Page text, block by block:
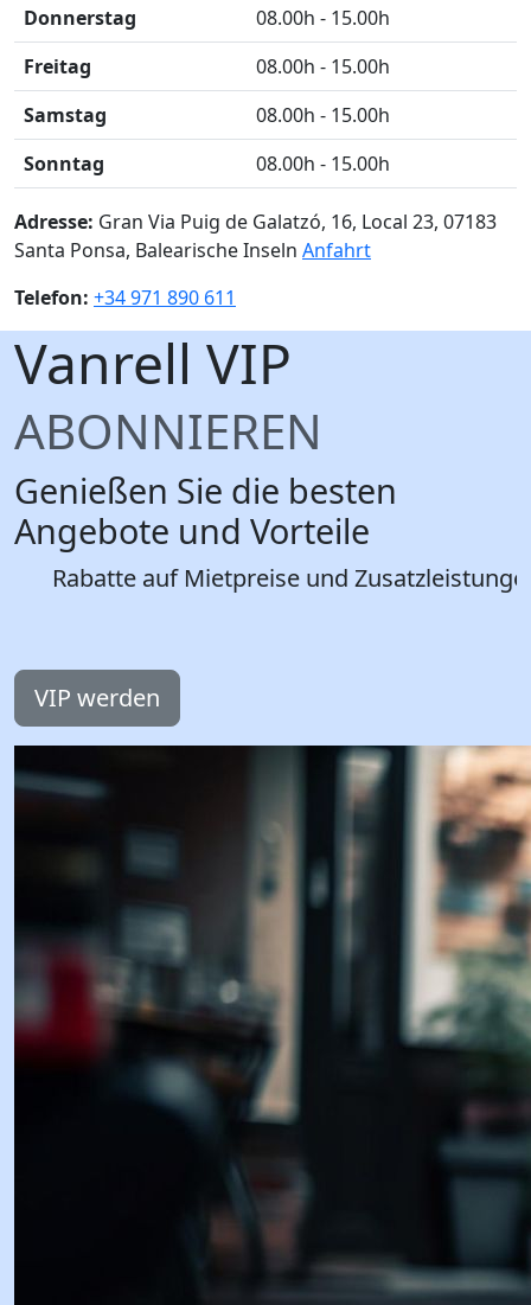
Donnerstag
08.00h - 15.00h
Freitag
08.00h - 15.00h
Samstag
08.00h - 15.00h
Sonntag
08.00h - 15.00h
Adresse: Gran Via Puig de Galatzó, 16, Local 23, 07183
Santa Ponsa, Balearische Inseln Anfahrt
Telefon: +34 971 890 611
Vanrell VIP
ABONNIEREN
Genießen Sie die besten
Angebote und Vorteile
Rabatte auf Mietpreise und
VIP werden